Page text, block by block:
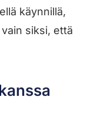
käynnillä,
siksi, että